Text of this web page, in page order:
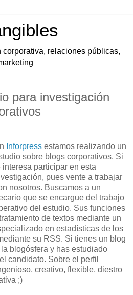
relaciones públicas,
para investigación
Inforpress estamos realizando un
sobre blogs corporativos. Si
interesa participar en esta
pues vente a trabajar
nosotros. Buscamos a un
que se encargue del trabajo
del estudio. Sus funciones
de textos mediante un
en estadísticas de los
su RSS. Si tienes un blog
blogósfera y has estudiado
candidato. Sobre el perfil
creativo, flexible, diestro
;)